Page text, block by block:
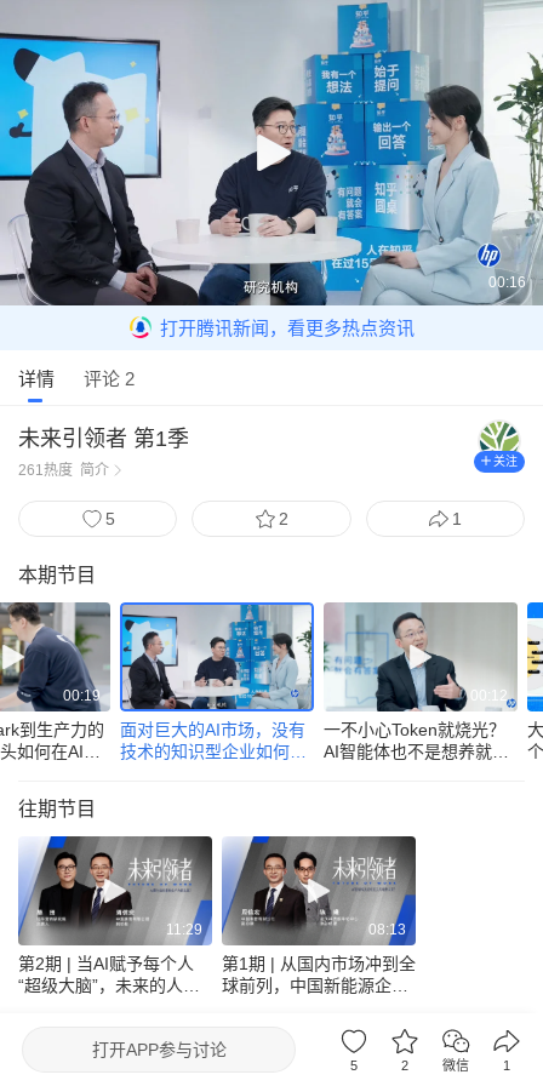
00:16
打开腾讯新闻，看更多热点资讯
详情 评论 2
未来引领者 第1季
261 热度 简介
关注
5 2 1
本期节目
00:19
到生产力的
如何在AI浪
面对巨大的AI市场，没有
技术的知识型企业如何抢
00:12
一不小心Token就烧光？
AI智能体也不是想养就养
往期节目
11:29
第2期 | 当AI赋予每个人
“超级大脑”，未来的人们
08:13
第1期 | 从国内市场冲到全
球前列，中国新能源企业
去眼界频道看更多
腾讯新闻出品节目
打开APP参与讨论
5 2 微信 1